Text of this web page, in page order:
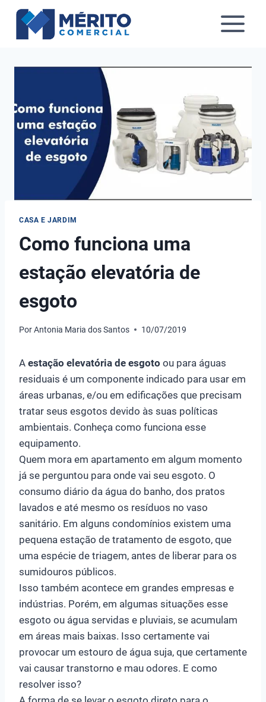
Pular
CASA E JARDIM
Como funciona uma
estação elevatória de
esgoto
PorAntonia Maria dos Santos 10/07/2019
A estação elevatória de esgoto ou para águas
residuais é um componente indicado para usar em
áreas urbanas, e/ou em edificações que precisam
tratar seus esgotos devido às suas políticas
ambientais. Conheça como funciona esse
equipamento.
Quem mora em apartamento em algum momento
já se perguntou para onde vai seu esgoto. O
consumo diário da água do banho, dos pratos
lavados e até mesmo os resíduos no vaso
sanitário. Em alguns condomínios existem uma
pequena estação de tratamento de esgoto, que
uma espécie de triagem, antes de liberar para os
sumidouros públicos.
Isso também acontece em grandes empresas e
indústrias. Porém, em algumas situações esse
esgoto ou água servidas e pluviais, se acumulam
em áreas mais baixas. Isso certamente vai
provocar um estouro de água suja, que certamente
vai causar transtorno e mau odores. E como
resolver isso?